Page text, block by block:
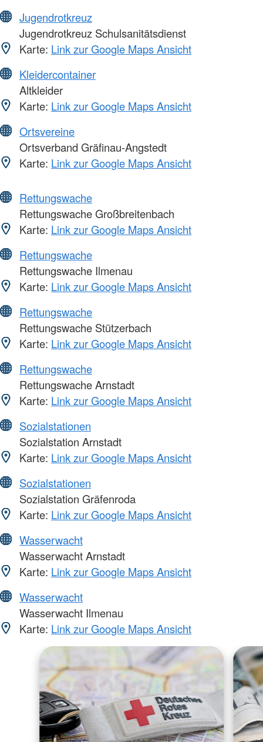
Jugendrotkreuz
Jugendrotkreuz Schulsanitätsdienst
Karte: Link zur Google Maps Ansicht
Kleidercontainer
Altkleider
Karte: Link zur Google Maps Ansicht
Ortsvereine
Ortsverband Gräfinau-Angstedt
Karte: Link zur Google Maps Ansicht
Rettungswache
Rettungswache Großbreitenbach
Karte: Link zur Google Maps Ansicht
Rettungswache
Rettungswache Ilmenau
Karte: Link zur Google Maps Ansicht
Rettungswache
Rettungswache Stützerbach
Karte: Link zur Google Maps Ansicht
Rettungswache
Rettungswache Arnstadt
Karte: Link zur Google Maps Ansicht
Sozialstationen
Sozialstation Arnstadt
Karte: Link zur Google Maps Ansicht
Sozialstationen
Sozialstation Gräfenroda
Karte: Link zur Google Maps Ansicht
Wasserwacht
Wasserwacht Arnstadt
Karte: Link zur Google Maps Ansicht
Wasserwacht
Wasserwacht Ilmenau
Karte: Link zur Google Maps Ansicht